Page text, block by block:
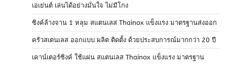
เอเย่นต์ เล่นได้อย่างมั่นใจ ไม่มีโกง
ซิงค์ล้างจาน 1 หลุม สแตนเลส Thainox แข็งแรง มาตรฐานส่งออก
ครัวสเตนเลส ออกแบบ ผลิต ติดตั้ง ด้วยประสบการณ์มากกว่า 20 ปี
เคาน์เตอร์ซิงค์ ใช้แผ่น สแตนเลส Thainox แข็งแรง มาตรฐาน